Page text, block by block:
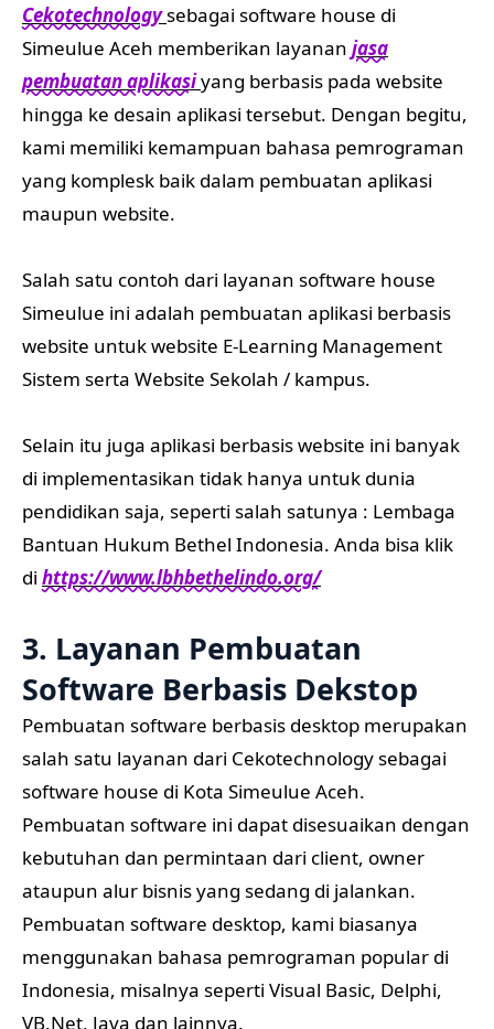
Cekotechnologysebagai software house di
Simeulue Aceh memberikan layanan jasa
pembuatan aplikasiyang berbasis pada website
hingga ke desain aplikasi tersebut. Dengan begitu,
kami memiliki kemampuan bahasa pemrograman
yang komplesk baik dalam pembuatan aplikasi
maupun website.
Salah satu contoh dari layanan software house
Simeulue ini adalah pembuatan aplikasi berbasis
website untuk website E-Learning Management
Sistem serta Website Sekolah / kampus.
Selain itu juga aplikasi berbasis website ini banyak
di implementasikan tidak hanya untuk dunia
pendidikan saja, seperti salah satunya : Lembaga
Bantuan Hukum Bethel Indonesia. Anda bisa klik
di https://www.lbhbethelindo.org/
3. Layanan Pembuatan
Software Berbasis Dekstop
Pembuatan software berbasis desktop merupakan
salah satu layanan dari Cekotechnology sebagai
software house di Kota Simeulue Aceh.
Pembuatan software ini dapat disesuaikan dengan
kebutuhan dan permintaan dari client, owner
ataupun alur bisnis yang sedang di jalankan.
Pembuatan software desktop, kami biasanya
menggunakan bahasa pemrograman popular di
Indonesia, misalnya seperti Visual Basic, Delphi,
VB.Net, Java dan lainnya.